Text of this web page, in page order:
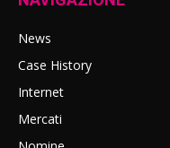
News
Case History
Internet
Mercati